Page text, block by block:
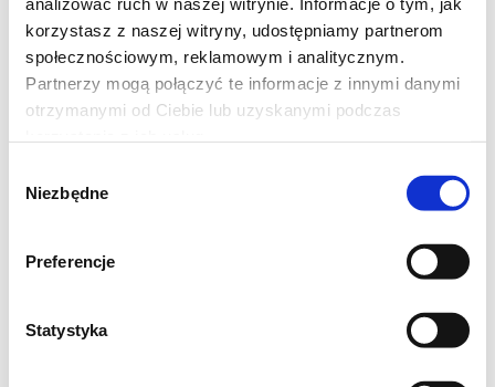
korzystasz z naszej witryny, udostępniamy partnerom
społecznościowym, reklamowym i analitycznym.
Partnerzy mogą połączyć te informacje z innymi danymi
otrzymanymi od Ciebie lub uzyskanymi podczas
zgody
Niezbędne
Preferencje
Statystyka